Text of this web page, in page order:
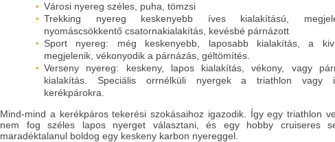
Városi nyereg széles, puha, tömzsi
Trekking nyereg keskenyebb íves kialakítású,
nyomáscsökkentő csatornakialakítás, kevésbé párnázott
Sport nyereg: még keskenyebb, laposabb kialakítás, a
megjelenik, vékonyodik a párnázás, géltömítés.
Verseny nyereg: keskeny, lapos kialakítás, vékony, vagy
kialakítás. Speciális orrnélküli nyergek a triathlon vagy
kerékpárokra.
Mind-mind a kerékpáros tekerési szokásaihoz igazodik. Így egy triathlon
nem fog széles lapos nyerget választani, és egy hobby cruiseres
maradéktalanul boldog egy keskeny karbon nyereggel.